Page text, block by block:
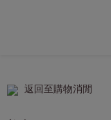
返回至購物消閒